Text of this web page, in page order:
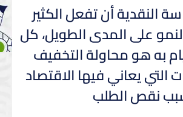
النقدية أن تفعل الكثير
على المدى الطويل، كل
به هو محاولة التخفيف
التي يعاني فيها الاقتصاد
نقص الطلب